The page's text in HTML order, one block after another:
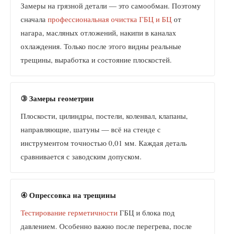
Замеры на грязной детали — это самообман. Поэтому
сначала профессиональная очистка ГБЦ и БЦ от
нагара, масляных отложений, накипи в каналах
охлаждения. Только после этого видны реальные
трещины, выработка и состояние плоскостей.
③ Замеры геометрии
Плоскости, цилиндры, постели, коленвал, клапаны,
направляющие, шатуны — всё на стенде с
инструментом точностью 0,01 мм. Каждая деталь
сравнивается с заводским допуском.
④ Опрессовка на трещины
Тестирование герметичности ГБЦ и блока под
давлением. Особенно важно после перегрева, после